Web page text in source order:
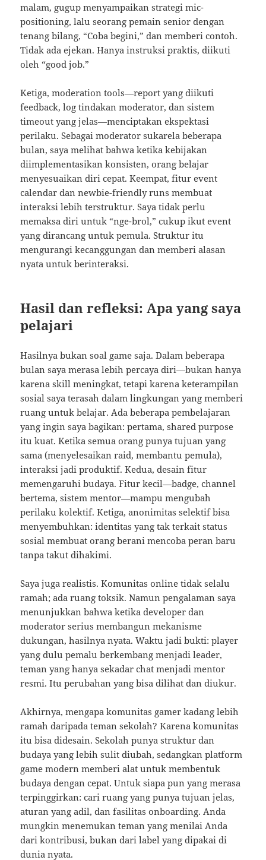
malam, gugup menyampaikan strategi mic-
positioning, lalu seorang pemain senior dengan
tenang bilang, “Coba begini,” dan memberi contoh.
Tidak ada ejekan. Hanya instruksi praktis, diikuti
oleh “good job.”
Ketiga, moderation tools—report yang diikuti
feedback, log tindakan moderator, dan sistem
timeout yang jelas—menciptakan ekspektasi
perilaku. Sebagai moderator sukarela beberapa
bulan, saya melihat bahwa ketika kebijakan
diimplementasikan konsisten, orang belajar
menyesuaikan diri cepat. Keempat, fitur event
calendar dan newbie-friendly runs membuat
interaksi lebih terstruktur. Saya tidak perlu
memaksa diri untuk “nge-brol,” cukup ikut event
yang dirancang untuk pemula. Struktur itu
mengurangi kecanggungan dan memberi alasan
nyata untuk berinteraksi.
Hasil dan refleksi: Apa yang saya
pelajari
Hasilnya bukan soal game saja. Dalam beberapa
bulan saya merasa lebih percaya diri—bukan hanya
karena skill meningkat, tetapi karena keterampilan
sosial saya terasah dalam lingkungan yang memberi
ruang untuk belajar. Ada beberapa pembelajaran
yang ingin saya bagikan: pertama, shared purpose
itu kuat. Ketika semua orang punya tujuan yang
sama (menyelesaikan raid, membantu pemula),
interaksi jadi produktif. Kedua, desain fitur
memengaruhi budaya. Fitur kecil—badge, channel
bertema, sistem mentor—mampu mengubah
perilaku kolektif. Ketiga, anonimitas selektif bisa
menyembuhkan: identitas yang tak terkait status
sosial membuat orang berani mencoba peran baru
tanpa takut dihakimi.
Saya juga realistis. Komunitas online tidak selalu
ramah; ada ruang toksik. Namun pengalaman saya
menunjukkan bahwa ketika developer dan
moderator serius membangun mekanisme
dukungan, hasilnya nyata. Waktu jadi bukti: player
yang dulu pemalu berkembang menjadi leader,
teman yang hanya sekadar chat menjadi mentor
resmi. Itu perubahan yang bisa dilihat dan diukur.
Akhirnya, mengapa komunitas gamer kadang lebih
ramah daripada teman sekolah? Karena komunitas
itu bisa didesain. Sekolah punya struktur dan
budaya yang lebih sulit diubah, sedangkan platform
game modern memberi alat untuk membentuk
budaya dengan cepat. Untuk siapa pun yang merasa
terpinggirkan: cari ruang yang punya tujuan jelas,
aturan yang adil, dan fasilitas onboarding. Anda
mungkin menemukan teman yang menilai Anda
dari kontribusi, bukan dari label yang dipakai di
dunia nyata.